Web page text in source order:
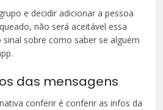
e decidir adicionar a pessoa
não será aceitável essa
sobre como saber se alguém
das mensagens
conferir é conferir as infos da